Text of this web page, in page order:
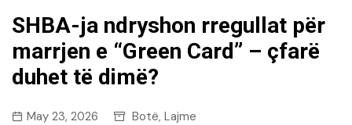
SHBA-ja ndryshon rregullat për
marrjen e “Green Card” – çfarë
duhet të dimë?
May 23, 2026 Botë, Lajme